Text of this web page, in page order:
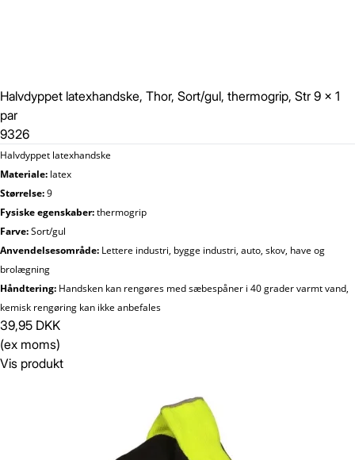
Halvdyppet latexhandske, Thor, Sort/gul, thermogrip, Str 9 x 1
par
9326
Halvdyppet latexhandske
Materiale: latex
Størrelse:9
Fysiske egenskaber:thermogrip
Farve:Sort/gul
Anvendelsesområde: Lettere industri, bygge industri, auto, skov, have og
brolægning
Håndtering: Handsken kan rengøres med sæbespåner i 40 grader varmt vand,
kemisk rengøring kan ikke anbefales
39,95 DKK
(ex moms)
Vis produkt